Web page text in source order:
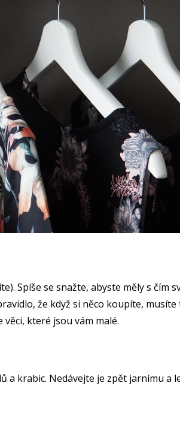
Spíše se snažte, abyste měly s čím
že když si něco koupíte, musíte
které jsou vám malé.
krabic. Nedávejte je zpět jarnímu